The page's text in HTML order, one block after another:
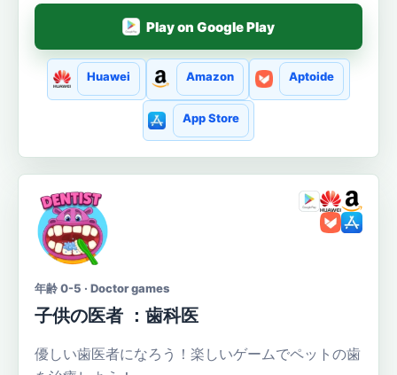
Play on Google Play
Huawei Amazon Aptoide
App Store
年齢 0-5 · Doctor games
子供の医者 ：歯科医
優しい歯医者になろう！楽しいゲームでペットの歯